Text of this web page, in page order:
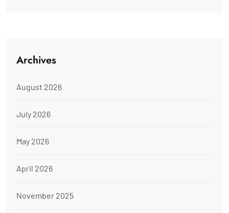
Archives
August 2026
July 2026
May 2026
April 2026
November 2025